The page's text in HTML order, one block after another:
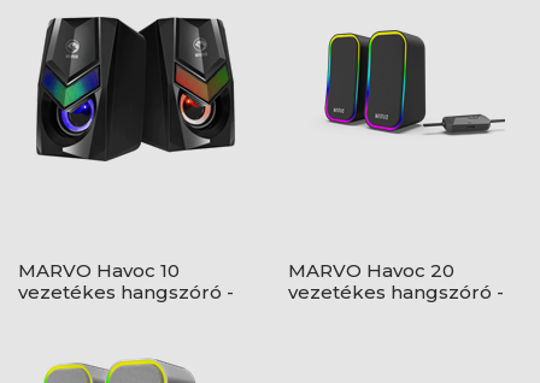
MARVO Havoc 10
vezetékes hangszóró -
MARVO Havoc 20
vezetékes hangszóró -